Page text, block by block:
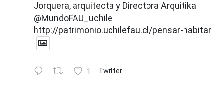
Jorquera, arquitecta y Directora Arquitika
@MundoFAU_uchile
http://patrimonio.uchilefau.cl/pensar-habitar
1 Twitter